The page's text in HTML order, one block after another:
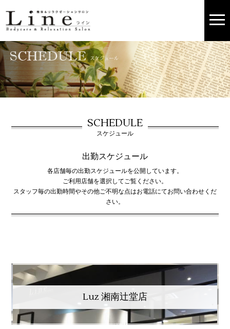
SCHEDULE
スケジュール
出勤スケジュール
各店舗毎の出勤スケジュールを公開しています。
ご利用店舗を選択してご覧ください。
スタッフ毎の出勤時間やその他ご不明な点はお電話にてお問い合わせくだ
さい。
Luz 湘南辻堂店